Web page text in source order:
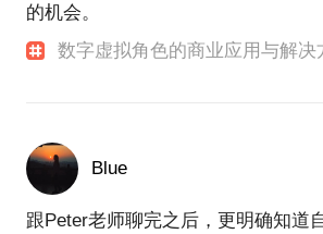
的机会。
数字虚拟角色的商业应用与解决
Blue
跟Peter老师聊完之后，更明确知道